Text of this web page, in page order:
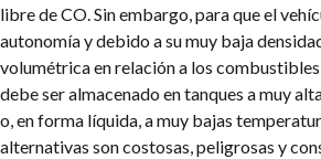
libre de CO. Sin embargo, para que el
autonomía y debido a su muy baja
volumétrica en relación a los
debe ser almacenado en tanques a muy
o, en forma líquida, a muy bajas
alternativas son costosas, peligrosas y